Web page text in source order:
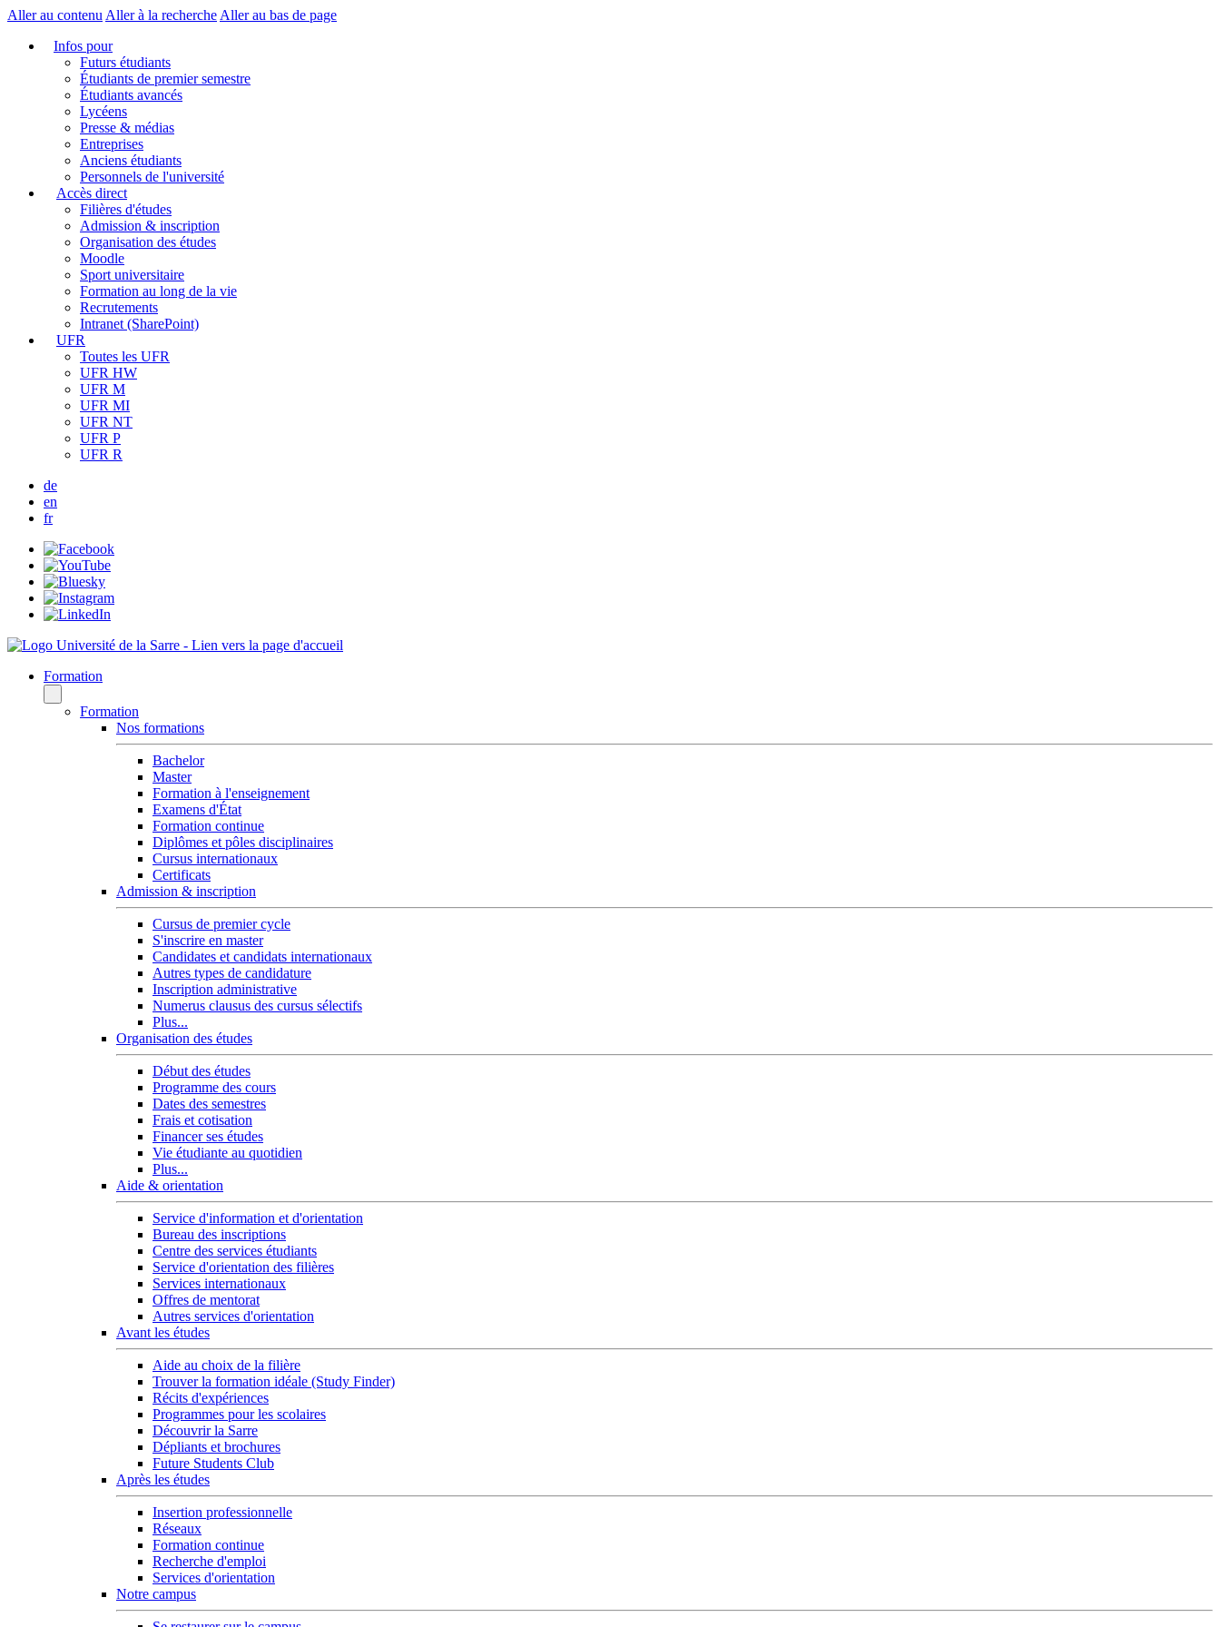
Aller au contenu Aller à la recherche Aller au bas de page
Infos pour
Futurs étudiants
Étudiants de premier semestre
Étudiants avancés
Lycéens
Presse & médias
Entreprises
Anciens étudiants
Personnels de l'université
Accès direct
Filières d'études
Admission & inscription
Organisation des études
Moodle
Sport universitaire
Formation au long de la vie
Recrutements
Intranet (SharePoint)
UFR
Toutes les UFR
UFR HW
UFR M
UFR MI
UFR NT
UFR P
UFR R
de
en
fr
Formation
Formation
Nos formations
Bachelor
Master
Formation à l'enseignement
Examens d'État
Formation continue
Diplômes et pôles disciplinaires
Cursus internationaux
Certificats
Admission & inscription
Cursus de premier cycle
S'inscrire en master
Candidates et candidats internationaux
Autres types de candidature
Inscription administrative
Numerus clausus des cursus sélectifs
Plus...
Organisation des études
Début des études
Programme des cours
Dates des semestres
Frais et cotisation
Financer ses études
Vie étudiante au quotidien
Plus...
Aide & orientation
Service d'information et d'orientation
Bureau des inscriptions
Centre des services étudiants
Service d'orientation des filières
Services internationaux
Offres de mentorat
Autres services d'orientation
Avant les études
Aide au choix de la filière
Trouver la formation idéale (Study Finder)
Récits d'expériences
Programmes pour les scolaires
Découvrir la Sarre
Dépliants et brochures
Future Students Club
Après les études
Insertion professionnelle
Réseaux
Formation continue
Recherche d'emploi
Services d'orientation
Notre campus